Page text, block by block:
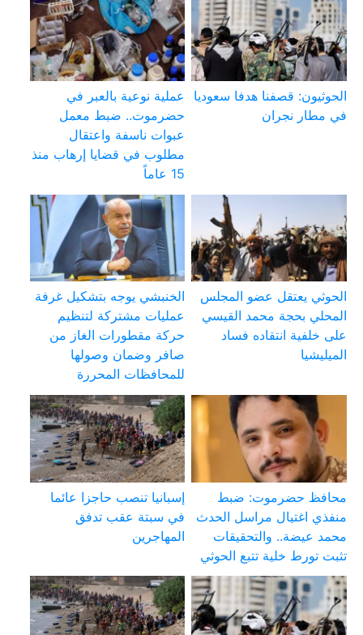
الحوثيون: قصفنا هدفا سعوديا
في مطار نجران
عملية نوعية بالعبر في
حضرموت.. ضبط معمل
عبوات ناسفة واعتقال
مطلوب في قضايا إرهاب منذ
15 عاماً
الحوثي يعتقل عضو المجلس
المحلي بحجة محمد القيسي
على خلفية انتقاده فساد
الميليشيا
الخنبشي يوجه بتشكيل غرفة
عمليات مشتركة لتنظيم
حركة مقطورات الغاز من
صافر وضمان وصولها
للمحافظات المحررة
محافظ حضرموت: ضبط
منفذي اغتيال مراسل الحدث
محمد عيضة.. والتحقيقات
تثبت تورط خلية تتبع الحوثي
إسبانيا تنصب حاجزا عائما
في سبتة عقب تدفق
المهاجرين